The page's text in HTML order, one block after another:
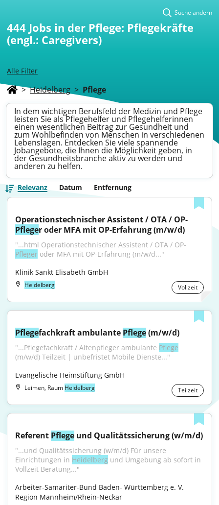
Alle Filter
Suche ändern
444 Jobs in der Pflege: Pflegekräfte
(engl.: Caregivers)
> Heidelberg > Pflege
In dem wichtigen Berufsfeld der Medizin und Pflege
leisten Sie als Pflegehelfer und Pflegehelferinnen
einen wesentlichen Beitrag zur Gesundheit und
zum Wohlbefinden von Menschen in verschiedenen
Lebenslagen. Entdecken Sie viele spannende
Jobangebote, die Ihnen die Möglichkeit geben, in
der Gesundheitsbranche aktiv zu werden und
anderen zu helfen.
Relevanz Datum Entfernung
Operationstechnischer Assistent / OTA / OP-
Pfleger oder MFA mit OP-Erfahrung (m/w/d)
"...html Operationstechnischer Assistent / OTA / OP-
Pfleger oder MFA mit OP-Erfahrung (m/w/d..."
Klinik Sankt Elisabeth GmbH
Heidelberg Vollzeit
Pflegefachkraft ambulante Pflege (m/w/d)
"...Pflegefachkraft / Altenpfleger ambulante Pflege
(m/w/d) Teilzeit | unbefristet Mobile Dienste..."
Evangelische Heimstiftung GmbH
Leimen, Raum Heidelberg Teilzeit
Referent Pflege und Qualitätssicherung (w/m/d)
"...und Qualitätssicherung (w/m/d) Für unsere
Einrichtungen in Heidelberg und Umgebung ab sofort in
Vollzeit Beratung..."
Arbeiter-Samariter-Bund Baden- Württemberg e. V.
Region Mannheim/Rhein-Neckar